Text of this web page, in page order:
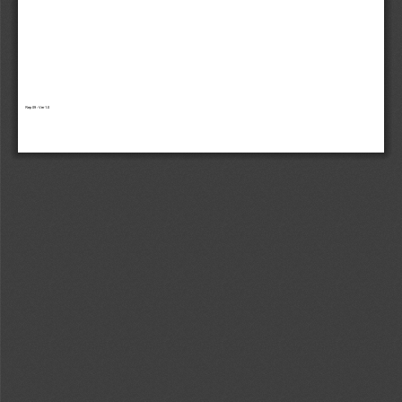
Rep 09 - Ver 1.0